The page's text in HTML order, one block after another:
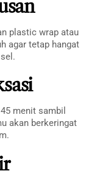
plastic wrap atau
agar tetap hangat
menit sambil
akan berkeringat